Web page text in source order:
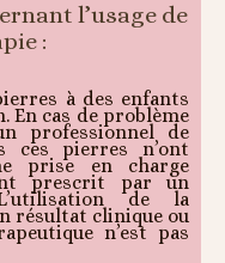
l’usage de
:
à des enfants
En cas de problème
professionnel de
ces pierres n’ont
prise en charge
prescrit par un
de la
résultat clinique ou
n’est pas